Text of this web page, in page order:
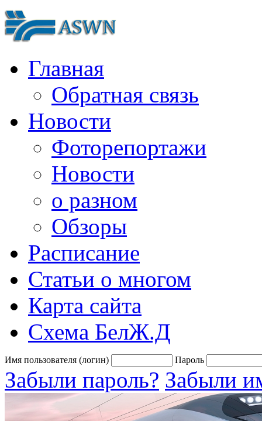
Главная
Обратная связь
Новости
Фоторепортажи
Новости
о разном
Обзоры
Расписание
Статьи о многом
Карта сайта
Схема БелЖ.Д
Имя пользователя (логин) Пароль
Забыли пароль? Забыли